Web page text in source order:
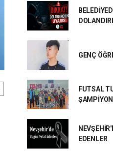
GENÇ
FUTSAL
EDENLER